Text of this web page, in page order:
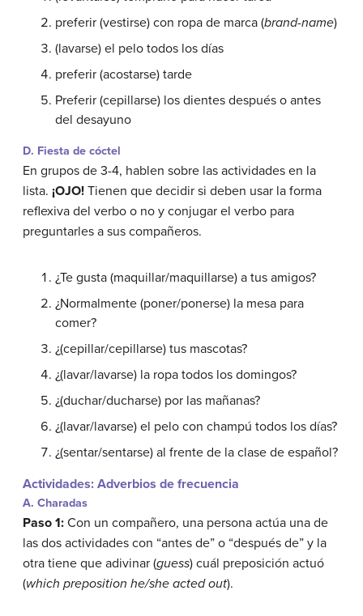
preferir (vestirse) con ropa de marca (brand-name)
(lavarse) el pelo todos los días
preferir (acostarse) tarde
Preferir (cepillarse) los dientes después o antes
del desayuno
D. Fiesta de cóctel
En grupos de 3-4, hablen sobre las actividades en la
lista. ¡OJO! Tienen que decidir si deben usar la forma
reflexiva del verbo o no y conjugar el verbo para
preguntarles a sus compañeros.
¿Te gusta (maquillar/maquillarse) a tus amigos?
¿Normalmente (poner/ponerse) la mesa para
comer?
¿(cepillar/cepillarse) tus mascotas?
¿(lavar/lavarse) la ropa todos los domingos?
¿(duchar/ducharse) por las mañanas?
¿(lavar/lavarse) el pelo con champú todos los días?
¿(sentar/sentarse) al frente de la clase de español?
Actividades: Adverbios de frecuencia
A. Charadas
Paso 1: Con un compañero, una persona actúa una de
las dos actividades con “antes de” o “después de” y la
otra tiene que adivinar (guess) cuál preposición actuó
(which preposition he/she acted out).